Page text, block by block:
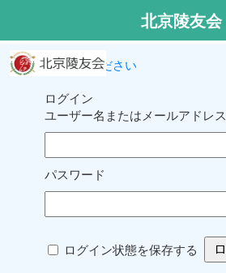
ログインしてください
ログイン
ユーザー名またはメールアドレス
パスワード
ログイン状態を保存する
北京陵友会